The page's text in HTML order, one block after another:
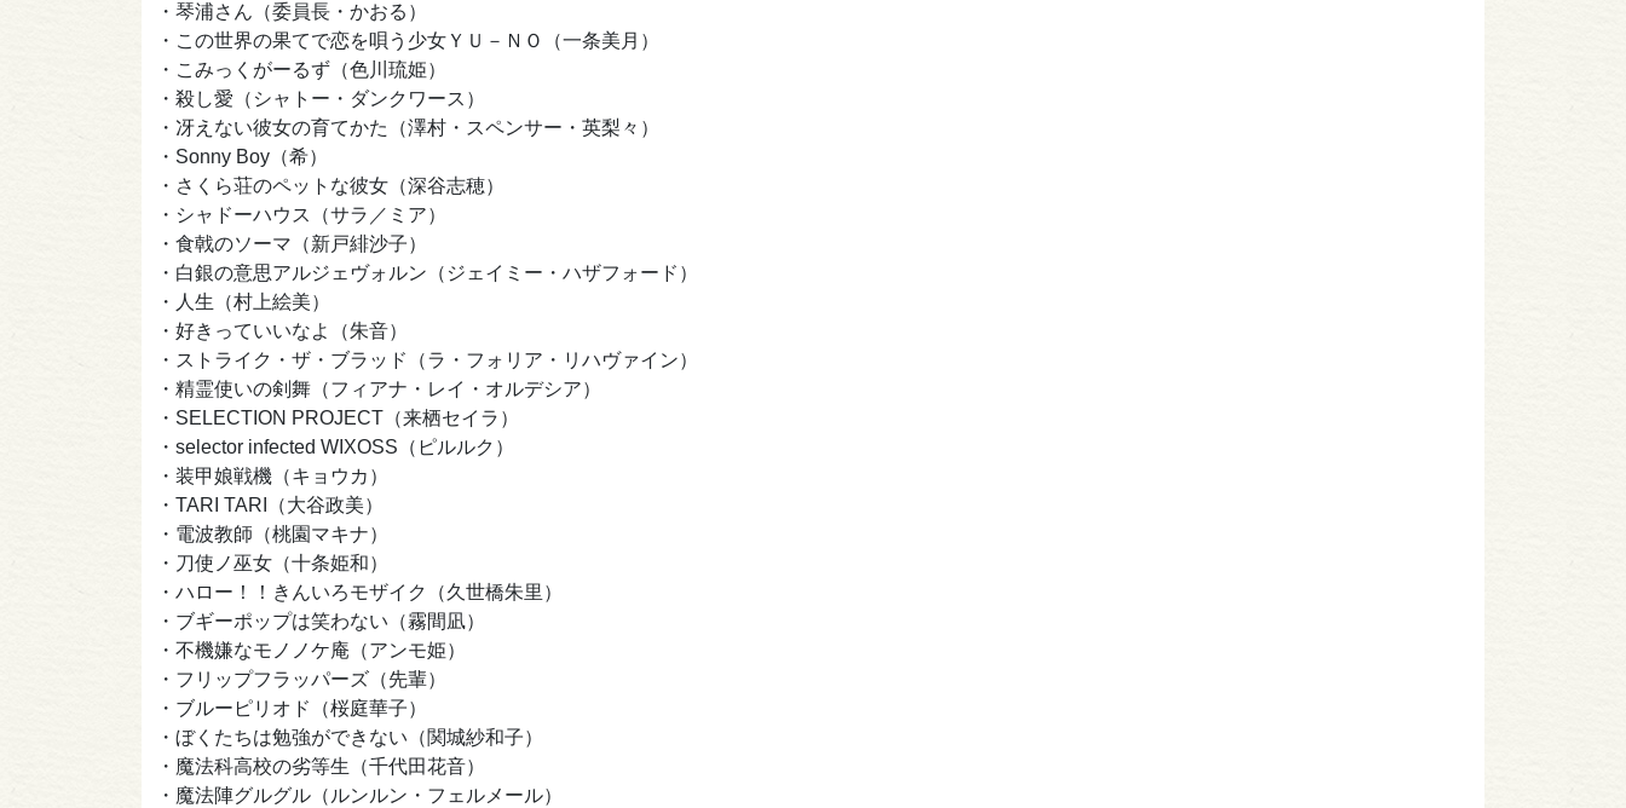
・琴浦さん（委員長・かおる）
・この世界の果てで恋を唄う少女ＹＵ－ＮＯ（一条美月）
・こみっくがーるず（色川琉姫）
・殺し愛（シャトー・ダンクワース）
・冴えない彼女の育てかた（澤村・スペンサー・英梨々）
・Sonny Boy（希）
・さくら荘のペットな彼女（深谷志穂）
・シャドーハウス（サラ／ミア）
・食戟のソーマ（新戸緋沙子）
・白銀の意思アルジェヴォルン（ジェイミー・ハザフォード）
・人生（村上絵美）
・好きっていいなよ（朱音）
・ストライク・ザ・ブラッド（ラ・フォリア・リハヴァイン）
・精霊使いの剣舞（フィアナ・レイ・オルデシア）
・SELECTION PROJECT（来栖セイラ）
・selector infected WIXOSS（ピルルク）
・装甲娘戦機（キョウカ）
・TARI TARI（大谷政美）
・電波教師（桃園マキナ）
・刀使ノ巫女（十条姫和）
・ハロー！！きんいろモザイク（久世橋朱里）
・ブギーポップは笑わない（霧間凪）
・不機嫌なモノノケ庵（アンモ姫）
・フリップフラッパーズ（先輩）
・ブルーピリオド（桜庭華子）
・ぼくたちは勉強ができない（関城紗和子）
・魔法科高校の劣等生（千代田花音）
・魔法陣グルグル（ルンルン・フェルメール）